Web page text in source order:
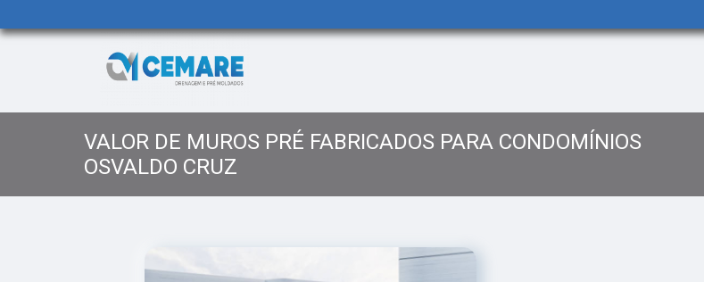
VALOR DE MUROS PRÉ FABRICADOS PARA CONDOMÍNIOS
OSVALDO CRUZ